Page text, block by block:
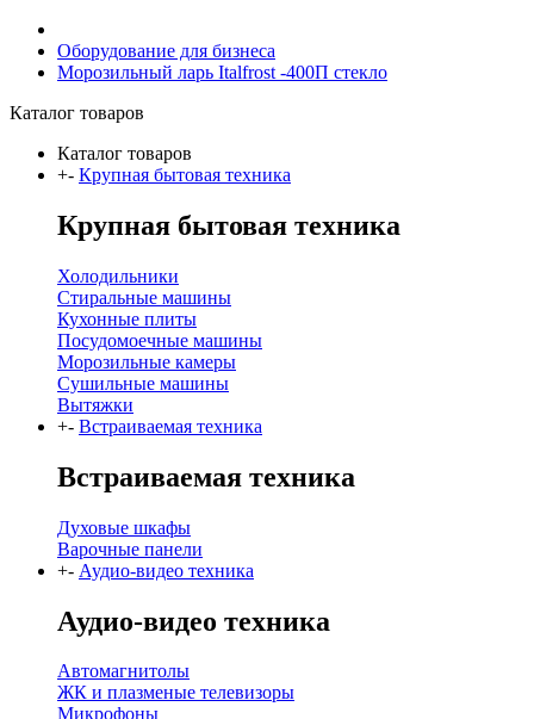
Оборудование для бизнеса
Морозильный ларь Italfrost -400П стекло
Каталог товаров
Каталог товаров
+- Крупная бытовая техника
Крупная бытовая техника
Холодильники
Стиральные машины
Кухонные плиты
Посудомоечные машины
Морозильные камеры
Сушильные машины
Вытяжки
+- Встраиваемая техника
Встраиваемая техника
Духовые шкафы
Варочные панели
+- Аудио-видео техника
Аудио-видео техника
Автомагнитолы
ЖК и плазменые телевизоры
Микрофоны